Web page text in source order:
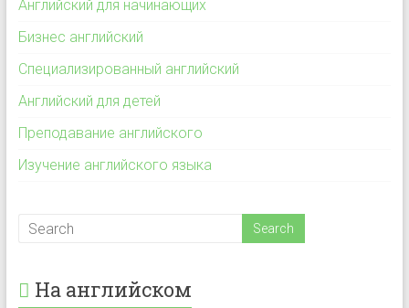
Английский для начинающих
Бизнес английский
Специализированный английский
Английский для детей
Преподавание английского
Изучение английского языка
На английском